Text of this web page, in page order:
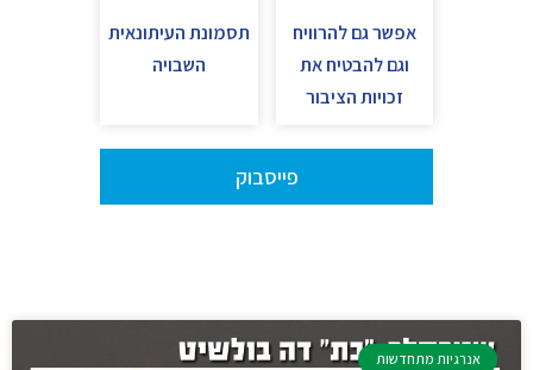
אפשר גם להרוויח
וגם להבטיח את
זכויות הציבור
תסמונת העיתונאית
השבויה
פייסבוק
אנרגיות מתחדשות